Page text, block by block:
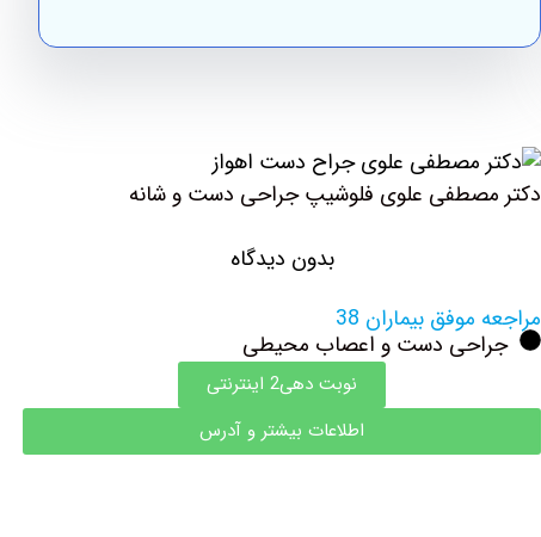
دکتر مصطفی علوی فلوشیپ جراحی دست و شانه
بدون دیدگاه
مراجعه موفق بیماران 38
جراحی دست و اعصاب محیطی
نوبت دهی2 اینترنتی
اطلاعات بیشتر و آدرس